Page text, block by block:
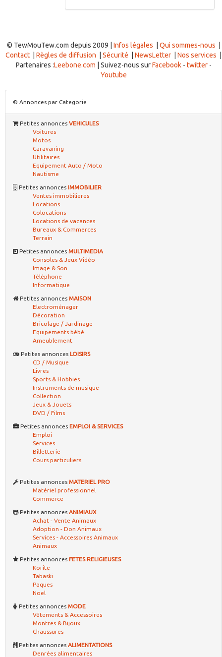
© TewMouTew.com depuis 2009 | Infos légales Qui sommes-nous
Contact
Règles de diffusion Sécurité NewsLetter Nos services
Partenaires :Leebone.com | Suivez-nous surFacebook- twitter-
Youtube
© Annonces par Categorie
Petites annonces VEHICULES
Voitures
Motos
Caravaning
Utilitaires
Equipement Auto / Moto
Nautisme
Petites annonces IMMOBILIER
Ventes immobilieres
Locations
Colocations
Locations de vacances
Bureaux & Commerces
Terrain
Petites annonces MULTIMEDIA
Consoles & Jeux Vidéo
Image & Son
Téléphone
Informatique
Petites annonces MAISON
Electroménager
Décoration
Bricolage / Jardinage
Equipements bébé
Ameublement
Petites annonces LOISIRS
CD / Musique
Livres
Sports & Hobbies
Instruments de musique
Collection
Jeux & Jouets
DVD / Films
Petites annonces EMPLOI & SERVICES
Emploi
Services
Billetterie
Cours particuliers
Petites annonces MATERIEL PRO
Matériel professionnel
Commerce
Petites annonces ANIMIAUX
Achat - Vente Animaux
Adoption - Don Animaux
Services - Accessoires Animaux
Animaux
Petites annonces FETES RELIGIEUSES
Korite
Tabaski
Paques
Noel
Petites annonces MODE
Vêtements & Accessoires
Montres & Bijoux
Chaussures
Petites annonces ALIMENTATIONS
Denrées alimentaires